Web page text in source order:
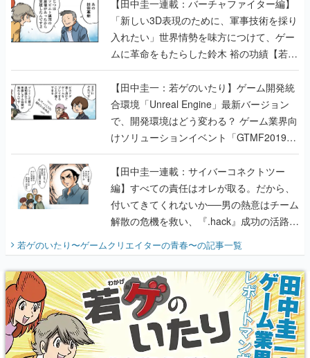
【田中圭一連載：バーチャファイター編】
「新しい3D表現のために、軍事技術を採り
入れたい」世界情勢を味方につけて、ゲー
ムに革命をもたらした鈴木 裕の功績【若ゲ
のいたり】
【田中圭一：若ゲのいたり】ゲーム開発統
合環境「Unreal Engine」最新バージョン
で、開発環境はどう変わる？ ゲーム業界向
けソリューションイベント「GTMF2019」
に行って、より理解を深めよう【PR】
【田中圭一連載：サイバーコネクトツー
編】すべての責任はオレが取る。だから、
付いてきてくれないか──男の熱意はチーム
解散の危機を救い、『.hack』成功の活路を
開く。業界の快男児・松山 洋に流れる血は
『少年ジャンプ』色だった【若ゲのいた
り】
若ゲのいたり〜ゲームクリエイターの青春〜の記事一覧